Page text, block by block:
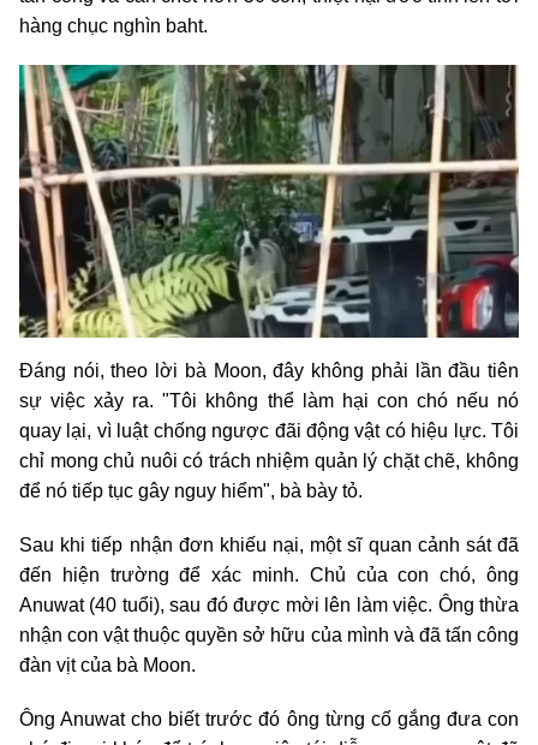
hàng chục nghìn baht.
Đáng nói, theo lời bà Moon, đây không phải lần đầu tiên
sự việc xảy ra. "Tôi không thể làm hại con chó nếu nó
quay lại, vì luật chống ngược đãi động vật có hiệu lực. Tôi
chỉ mong chủ nuôi có trách nhiệm quản lý chặt chẽ, không
để nó tiếp tục gây nguy hiểm", bà bày tỏ.
Sau khi tiếp nhận đơn khiếu nại, một sĩ quan cảnh sát đã
đến hiện trường để xác minh. Chủ của con chó, ông
Anuwat (40 tuổi), sau đó được mời lên làm việc. Ông thừa
nhận con vật thuộc quyền sở hữu của mình và đã tấn công
đàn vịt của bà Moon.
Ông Anuwat cho biết trước đó ông từng cố gắng đưa con